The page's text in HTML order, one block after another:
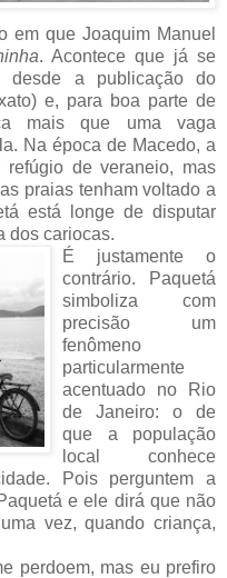
em que Joaquim Manuel
. Acontece que já se
desde a publicação do
e, para boa parte de
mais que uma vaga
Na época de Macedo, a
de veraneio, mas
praias tenham voltado a
está longe de disputar
dos cariocas.
É justamente o
contrário. Paquetá
simboliza com
precisão um
fenômeno
particularmente
acentuado no Rio
de Janeiro: o de
que a população
local conhece
Pois perguntem a
e ele dirá que não
vez, quando criança,
perdoem, mas eu prefiro